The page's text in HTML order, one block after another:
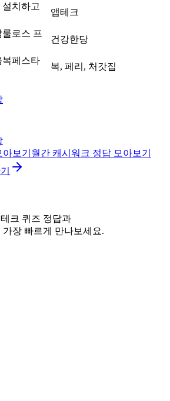
치하고
앱테크
로스 프
건강한당
복페스타
복, 페리, 처갓집
보기 월간 캐시워크 정답 모아보기
크 퀴즈 정답과
장 빠르게 만나보세요.